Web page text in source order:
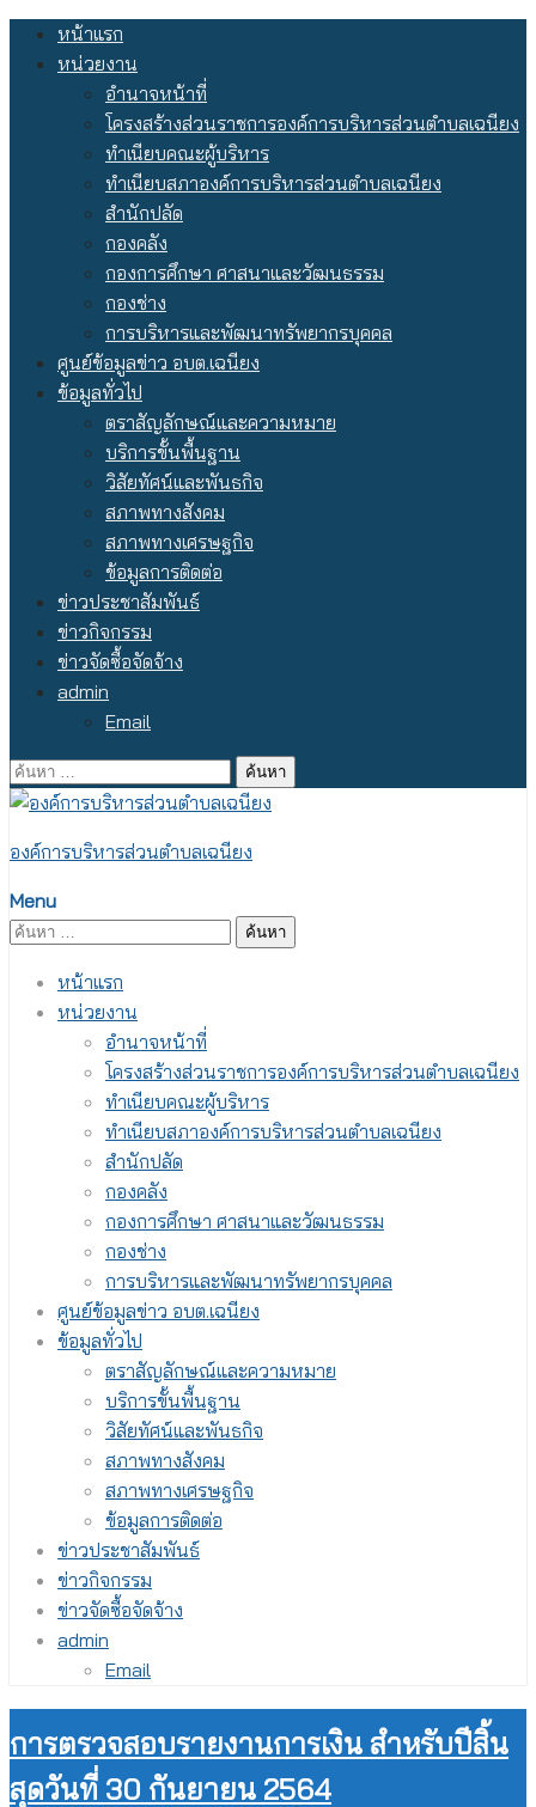
Skip หน้าแรก
หน่วยงาน
อำนาจหน้าที่
โครงสร้างส่วนราชการองค์การบริหารส่วนตำบลเฉนียง
ทำเนียบคณะผู้บริหาร
ทำเนียบสภาองค์การบริหารส่วนตำบลเฉนียง
สำนักปลัด
กองคลัง
กองการศึกษา ศาสนาและวัฒนธรรม
กองช่าง
การบริหารและพัฒนาทรัพยากรบุคคล
ศูนย์ข้อมูลข่าว อบต.เฉนียง
ข้อมูลทั่วไป
ตราสัญลักษณ์และความหมาย
บริการขั้นพื้นฐาน
วิสัยทัศน์และพันธกิจ
สภาพทางสังคม
สภาพทางเศรษฐกิจ
ข้อมูลการติดต่อ
ข่าวประชาสัมพันธ์
ข่าวกิจกรรม
ข่าวจัดซื้อจัดจ้าง
admin
Email
ค้นหา
สำหรับ:
องค์การบริหารส่วนตำบลเฉนียง
Menu
ค้นหา
หน้าแรก
หน่วยงาน
อำนาจหน้าที่
โครงสร้างส่วนราชการองค์การบริหารส่วนตำบลเฉนียง
ทำเนียบคณะผู้บริหาร
ทำเนียบสภาองค์การบริหารส่วนตำบลเฉนียง
สำนักปลัด
กองคลัง
กองการศึกษา ศาสนาและวัฒนธรรม
กองช่าง
การบริหารและพัฒนาทรัพยากรบุคคล
ศูนย์ข้อมูลข่าว อบต.เฉนียง
ข้อมูลทั่วไป
ตราสัญลักษณ์และความหมาย
บริการขั้นพื้นฐาน
วิสัยทัศน์และพันธกิจ
สภาพทางสังคม
สภาพทางเศรษฐกิจ
ข้อมูลการติดต่อ
ข่าวประชาสัมพันธ์
ข่าวกิจกรรม
ข่าวจัดซื้อจัดจ้าง
admin
Email
การตรวจสอบรายงานการเงิน สำหรับปีสิ้น
สุดวันที่ 30 กันยายน 2564